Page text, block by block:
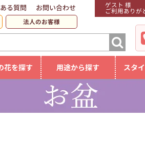
ゲスト 様
ご利用ありが
る質問 お問い合わせ
法人のお客様
花を探す 用途から探す スタ